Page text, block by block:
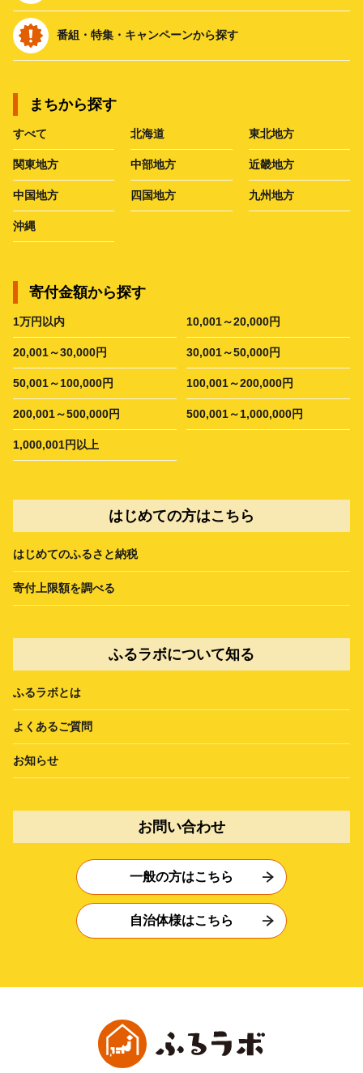
番組・特集・キャンペーンから探す
まちから探す
すべて 北海道 東北地方
関東地方 中部地方 近畿地方
中国地方 四国地方 九州地方
沖縄
寄付金額から探す
1万円以内 10,001～20,000円
20,001～30,000円 30,001～50,000円
50,001～100,000円 100,001～200,000円
200,001～500,000円 500,001～1,000,000円
1,000,001円以上
はじめての方はこちら
はじめてのふるさと納税
寄付上限額を調べる
ふるラボについて知る
ふるラボとは
よくあるご質問
お知らせ
お問い合わせ
一般の方はこちら
自治体様はこちら